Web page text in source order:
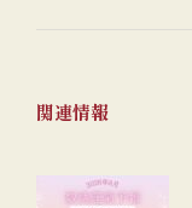
関連情報